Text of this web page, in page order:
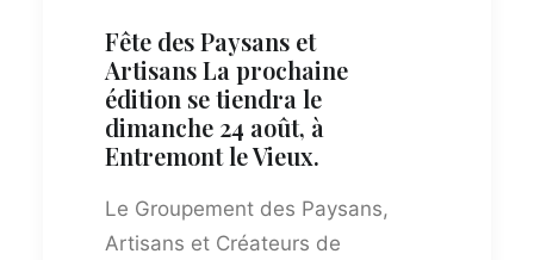
Fête des Paysans et
ArtisansLa prochaine
édition se tiendra le
dimanche 24 août, à
Entremont le Vieux.
Le Groupement des Paysans,
Artisans et Créateurs de